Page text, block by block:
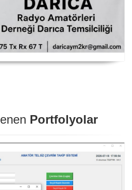
Temsilciliği YM2KR
Portfolyolar